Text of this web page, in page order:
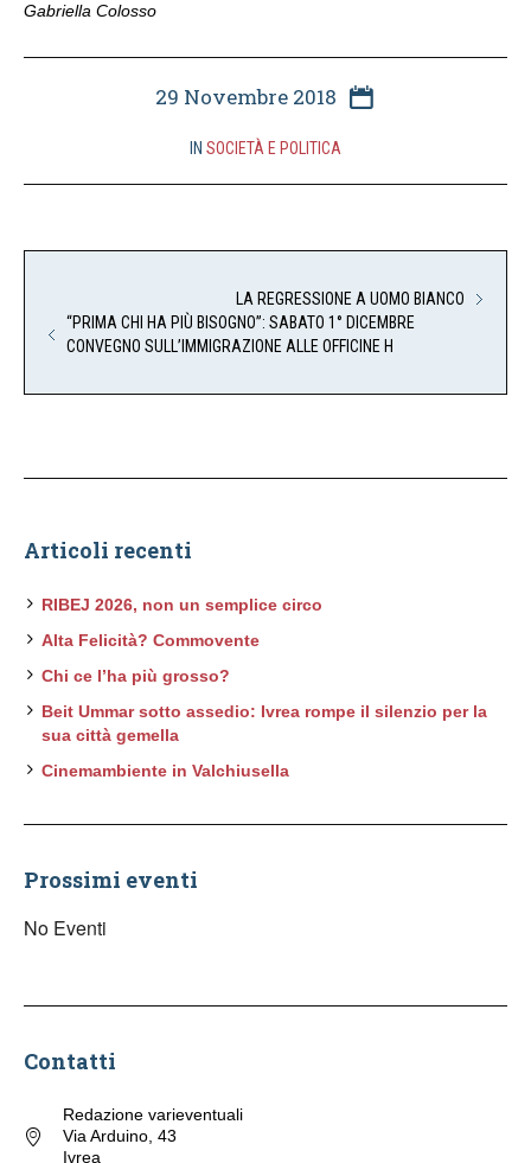
Gabriella Colosso
29 Novembre 2018
IN SOCIETÀ E POLITICA
LA REGRESSIONE A UOMO BIANCO
“PRIMA CHI HA PIÙ BISOGNO”: SABATO 1° DICEMBRE
CONVEGNO SULL’IMMIGRAZIONE ALLE OFFICINE H
Articoli recenti
RIBEJ 2026, non un semplice circo
Alta Felicità? Commovente
Chi ce l’ha più grosso?
Beit Ummar sotto assedio: Ivrea rompe il silenzio per la
sua città gemella
Cinemambiente in Valchiusella
Prossimi eventi
No Eventi
Contatti
Redazione varieventuali
Via Arduino, 43
Ivrea